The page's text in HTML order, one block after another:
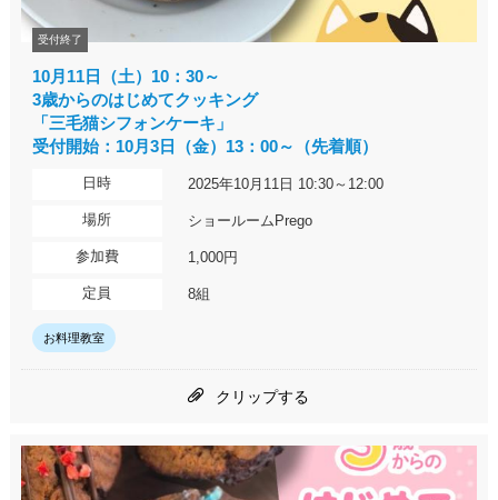
受付終了
10月11日（土）10：30～
3歳からのはじめてクッキング
「三毛猫シフォンケーキ」
受付開始：10月3日（金）13：00～（先着順）
日時 2025年10月11日 10:30～12:00
場所 ショールームPrego
参加費 1,000円
定員 8組
お料理教室
クリップする